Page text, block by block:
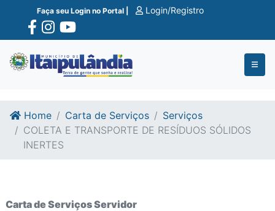
Ir para o conte�do
Ir para o fim do conte�do
Faça seu Login no Portal | Login/Registro
Home Carta de Serviços
Serviços
COLETA E TRANSPORTE DE RESÍDUOS SÓLIDOS
INERTES
Carta de Serviços Servidor